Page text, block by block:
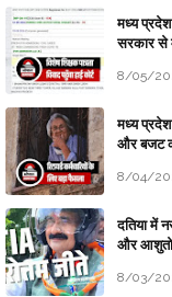
मध्य प्रदेश
सरकार से
8/05/
मध्य प्रदेश
और बजट
8/04/
दतिया में
और
8/03/